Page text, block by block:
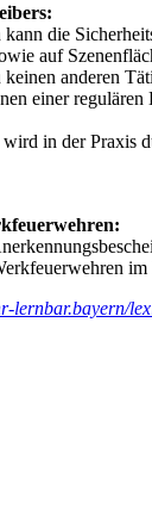
die
auf
anderen
einer
in der Praxis
lernbar.bayern/